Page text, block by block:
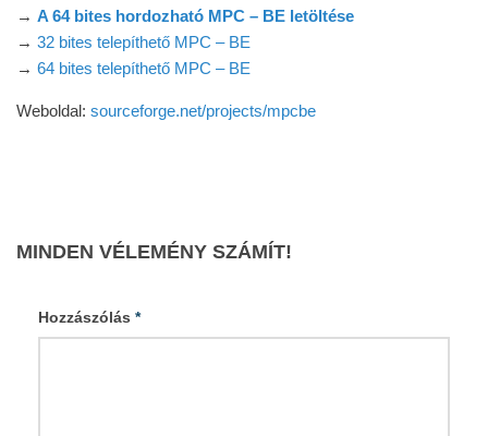
→ A 64 bites hordozható MPC – BE letöltése
→ 32 bites telepíthető MPC – BE
→ 64 bites telepíthető MPC – BE
Weboldal: sourceforge.net/projects/mpcbe
MINDEN VÉLEMÉNY SZÁMÍT!
Hozzászólás *